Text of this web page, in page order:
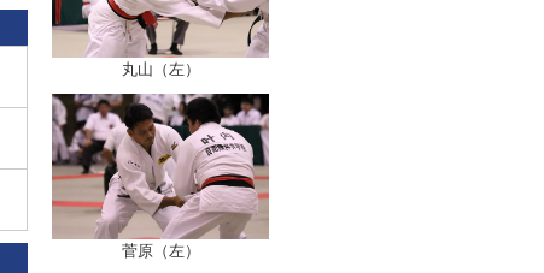
丸山（左）
菅原（左）